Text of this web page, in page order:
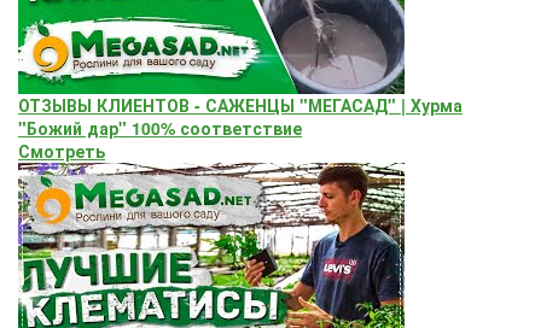
ОТЗЫВЫ КЛИЕНТОВ - САЖЕНЦЫ "МЕГАСАД" | Хурма
"Божий дар" ​100% соответствие
Смотреть